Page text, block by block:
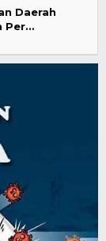
Daerah
Per…